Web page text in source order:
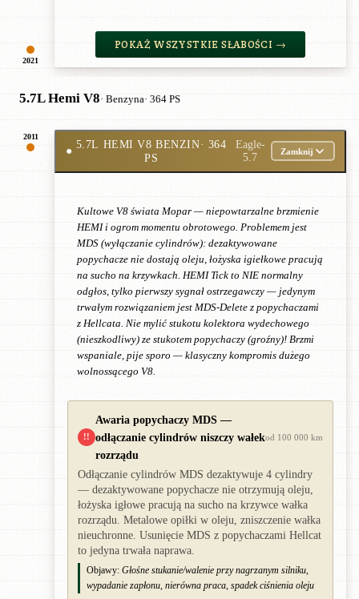
2021
POKAŻ WSZYSTKIE SŁABOŚCI →
5.7L Hemi V8· Benzyna· 364 PS
2011
●
5.7L HEMI V8 BENZIN· 364
PS
Eagle-
5.7
Zamknij
Kultowe V8 świata Mopar — niepowtarzalne brzmienie
HEMI i ogrom momentu obrotowego. Problemem jest
MDS (wyłączanie cylindrów): dezaktywowane
popychacze nie dostają oleju, łożyska igiełkowe pracują
na sucho na krzywkach. HEMI Tick to NIE normalny
odgłos, tylko pierwszy sygnał ostrzegawczy — jedynym
trwałym rozwiązaniem jest MDS-Delete z popychaczami
z Hellcata. Nie mylić stukotu kolektora wydechowego
(nieszkodliwy) ze stukotem popychaczy (groźny)! Brzmi
wspaniale, pije sporo — klasyczny kompromis dużego
wolnossącego V8.
!!
Awaria popychaczy MDS —
odłączanie cylindrów niszczy wałek
rozrządu
od 100 000 km
Odłączanie cylindrów MDS dezaktywuje 4 cylindry
— dezaktywowane popychacze nie otrzymują oleju,
łożyska igłowe pracują na sucho na krzywce wałka
rozrządu. Metalowe opiłki w oleju, zniszczenie wałka
nieuchronne. Usunięcie MDS z popychaczami Hellcat
to jedyna trwała naprawa.
Objawy: Głośne stukanie/walenie przy nagrzanym silniku,
wypadanie zapłonu, nierówna praca, spadek ciśnienia oleju